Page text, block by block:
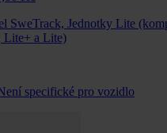
SweTrack, Jednotky Lite
Lite+ a Lite)
specifické pro vozidlo